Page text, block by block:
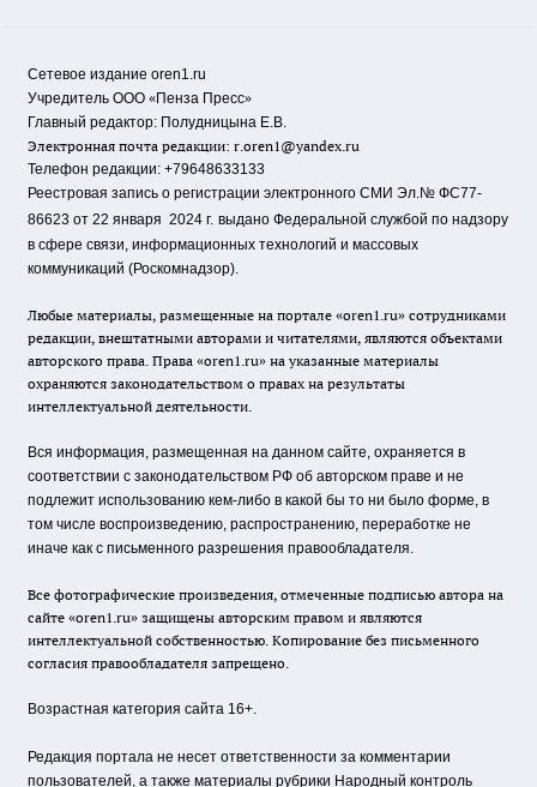
Сетевое издание oren1.ru
Учредитель ООО «Пенза Пресс»
Главный редактор: Полудницына Е.В.
Электронная почта редакции: r.oren1@yandex.ru
Телефон редакции: +79648633133
Реестровая запись о регистрации электронного СМИ Эл.№ ФС77-
86623 от 22 января 2024 г. выдано Федеральной службой по надзору
в сфере связи, информационных технологий и массовых
коммуникаций (Роскомнадзор).
Любые материалы, размещенные на портале «oren1.ru» сотрудниками
редакции, внештатными авторами и читателями, являются объектами
авторского права. Права «oren1.ru» на указанные материалы
охраняются законодательством о правах на результаты
интеллектуальной деятельности.
Вся информация, размещенная на данном сайте, охраняется в
соответствии с законодательством РФ об авторском праве и не
подлежит использованию кем-либо в какой бы то ни было форме, в
том числе воспроизведению, распространению, переработке не
иначе как с письменного разрешения правообладателя.
Все фотографические произведения, отмеченные подписью автора на
сайте «oren1.ru» защищены авторским правом и являются
интеллектуальной собственностью. Копирование без письменного
согласия правообладателя запрещено.
Возрастная категория сайта 16+.
Редакция портала не несет ответственности за комментарии
пользователей, а также материалы рубрики Народный контроль